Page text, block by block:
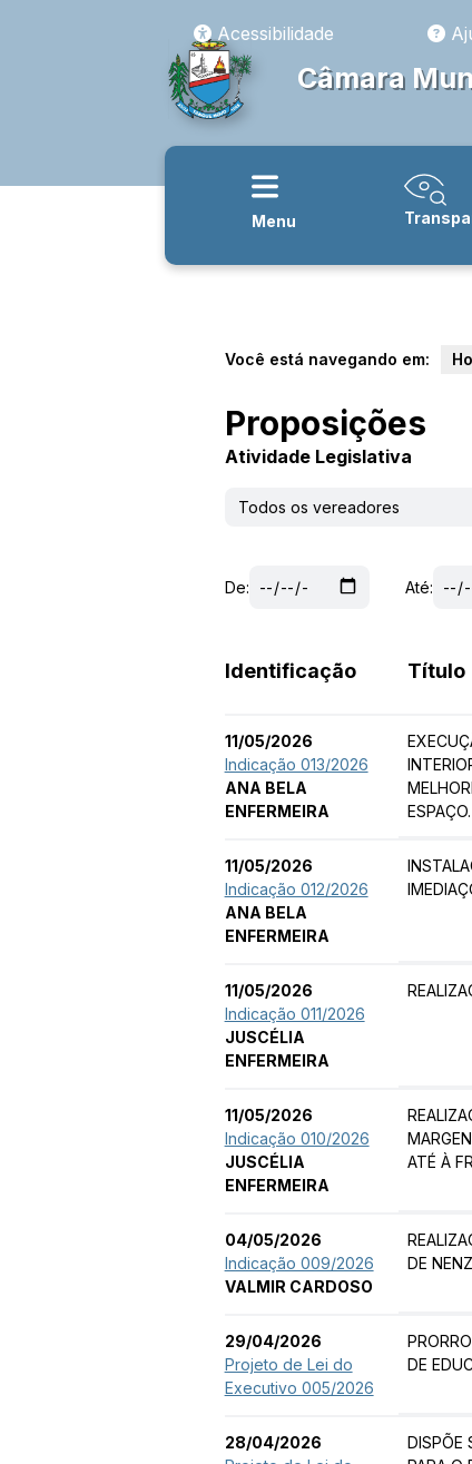
Acessibilidade
Câmara
Menu
Você está navegando em:
Proposições
Atividade Legislativa
De: Até:
Identificação Título
11/05/2026
Indicação 013/2026
ANA BELA
ENFERMEIRA
ESPAÇO.
11/05/2026
Indicação 012/2026
ANA BELA
ENFERMEIRA
11/05/2026
Indicação 011/2026
JUSCÉLIA
ENFERMEIRA
11/05/2026
Indicação 010/2026
JUSCÉLIA
ENFERMEIRA
ATÉ À
04/05/2026
Indicação 009/2026
VALMIR CARDOSO
DE
29/04/2026
Projeto de Lei do
Executivo 005/2026
DE
28/04/2026
DISPÕE